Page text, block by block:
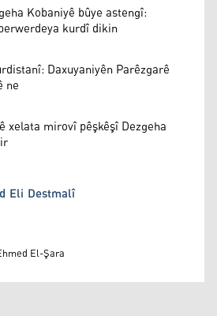
Kobaniyê bûye astengî:
kurdî dikin
Daxuyaniyên Parêzgarê
ne
xelata mirovî pêşkêşî Dezgeha
Eli Destmalî
El-Şara